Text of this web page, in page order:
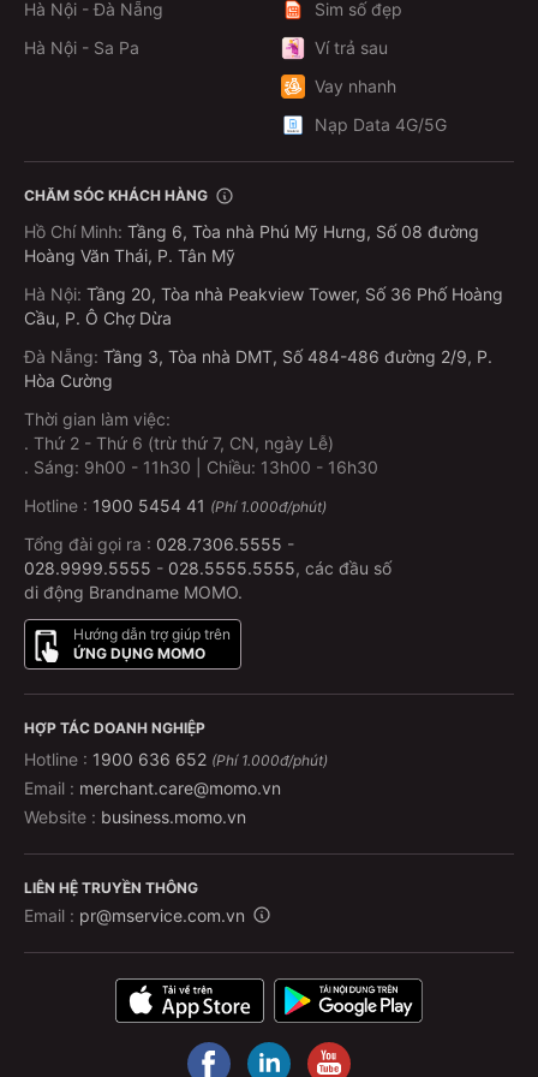
MoMo
Bạn đang tìm cách đặt vé xe khách online nhanh chóng,
tiện lợi và không cần phải ra bến? Ứng dụng MoMo là
lựa chọn hoàn hảo dành cho bạn! Với vài thao tác đơn
Chỉ cần điện thoại có kết nối internet, bạn có thể đặt vé
xe mọi lúc, mọi nơi:
Bước 1: Mở ứng dụng MoMo
Hoặc vào mục “Du lịch - Đi lại” và chọn “Vé xe khách”
Ngoài ra, bạn có thể
website MoMo
Chọn điểm đi, điểm đến, ngày đi, số ghế,…
Bước 3: Xác nhận và thanh toán
Kiểm tra lại thông tin
Thanh toán trực tiếp trên app MoMo chỉ trong vài
giây
Không cần xếp hàng – Không lo hết vé – Có vé ngay
trên điện thoại!
vé khác nhau.
Để đảm bảo quyền lợi của quý khách, chính sách
hoàn/huỷ vé được cập nhật đầy đủ và chi tiết ngay trên
app MoMo. Quý khách có thể dễ dàng kiểm tra theo
Hà Nội - Đà Nẵng
Hà Nội - Sa Pa
Sim số đẹp
Ví trả sau
Vay nhanh
Nạp Data 4G/5G
CHĂM SÓC KHÁCH HÀNG
Hồ Chí Minh: Tầng 6, Tòa nhà Phú Mỹ Hưng, Số 08 đường
Hoàng Văn Thái, P. Tân Mỹ
Hà Nội: Tầng 20, Tòa nhà Peakview Tower, Số 36 Phố Hoàng
Cầu, P. Ô Chợ Dừa
Đà Nẵng: Tầng 3, Tòa nhà DMT, Số 484-486 đường 2/9, P.
Hòa Cường
Thời gian làm việc:
. Thứ 2 - Thứ 6 (trừ thứ 7, CN, ngày Lễ)
. Sáng: 9h00 - 11h30 | Chiều: 13h00 - 16h30
Hotline : 1900 5454 41 (Phí 1.000đ/phút)
Tổng đài gọi ra : 028.7306.5555 -
028.9999.5555 - 028.5555.5555, các đầu số
di động Brandname MOMO.
Hướng dẫn trợ giúp trên
ỨNG DỤNG MOMO
HỢP TÁC DOANH NGHIỆP
Hotline : 1900 636 652 (Phí 1.000đ/phút)
Email : merchant.care@momo.vn
Website : business.momo.vn
LIÊN HỆ TRUYỀN THÔNG
Email : pr@mservice.com.vn